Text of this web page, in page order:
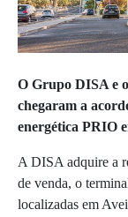
O Grupo DISA e
chegaram a
energética PRIO
A DISA adquire a
de venda, o
localizadas em